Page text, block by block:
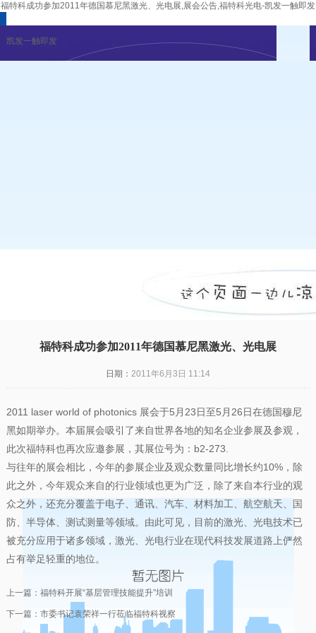
福特科成功参加2011年德国慕尼黑激光、光电展,展会公告,福特科光电-凯发一触即发
凯发一触即发
福特科成功参加2011年德国慕尼黑激光、光电展
日期： 2011年6月3日 11:14
2011 laser world of photonics 展会于5月23日至5月26日在德国穆尼
黑如期举办。本届展会吸引了来自世界各地的知名企业参展及参观，
此次福特科也再次应邀参展，其展位号为：b2-273.
与往年的展会相比，今年的参展企业及观众数量同比增长约10%，除
此之外，今年观众来自的行业领域也更为广泛，除了来自本行业的观
众之外，还充分覆盖于电子、通讯、汽车、材料加工、航空航天、国
防、半导体、测试测量等领域。由此可见，目前的激光、光电技术已
被充分应用于诸多领域，激光、光电行业在现代科技发展道路上俨然
占有举足轻重的地位。
上一篇： 福特科开展“基层管理技能提升”培训
下一篇： 市委书记袁荣祥一行莅临福特科视察